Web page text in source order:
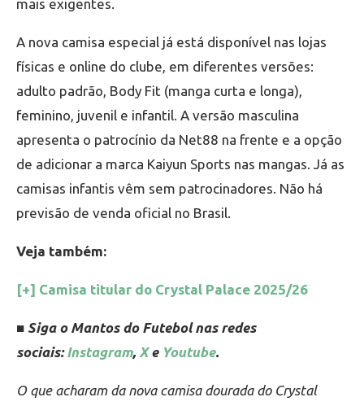
mais exigentes.
A nova camisa especial já está disponível nas lojas
físicas e online do clube, em diferentes versões:
adulto padrão, Body Fit (manga curta e longa),
feminino, juvenil e infantil. A versão masculina
apresenta o patrocínio da Net88 na frente e a opção
de adicionar a marca Kaiyun Sports nas mangas. Já as
camisas infantis vêm sem patrocinadores. Não há
previsão de venda oficial no Brasil.
Veja também:
[+] Camisa titular do Crystal Palace 2025/26
■ Siga o Mantos do Futebol nas redes
sociais:Instagram, Xe Youtube.
O que acharam da nova camisa dourada do Crystal